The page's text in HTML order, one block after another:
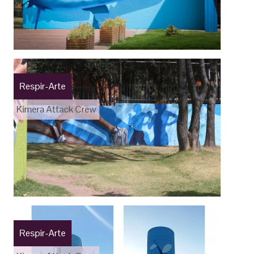
Respir-Arte
Kimera Attack Crew
Respir-Arte